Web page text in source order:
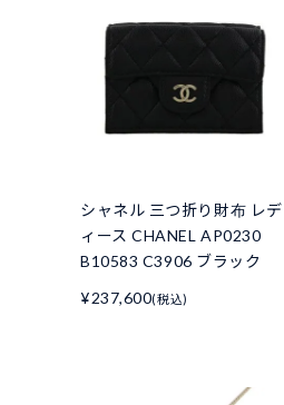
シャネル 三つ折り財布 レデ
ィース CHANEL AP0230
B10583 C3906 ブラック
¥237,600(税込)